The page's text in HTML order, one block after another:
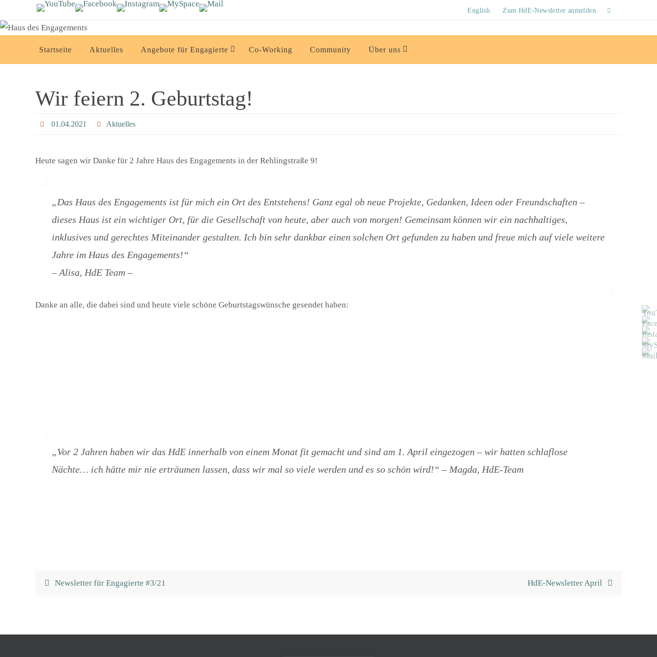
Inhalt
springen
English Zum HdE-Newsletter anmelden
springen
Startseite Aktuelles Angebote für Engagierte Co-Working Community Über uns
Wir feiern 2. Geburtstag!
01.04.2021 Aktuelles
Heute sagen wir Danke für 2 Jahre Haus des Engagements in der Rehlingstraße 9!
„Das Haus des Engagements ist für mich ein Ort des Entstehens! Ganz egal ob neue Projekte, Gedanken, Ideen oder Freundschaften –
dieses Haus ist ein wichtiger Ort, für die Gesellschaft von heute, aber auch von morgen! Gemeinsam können wir ein nachhaltiges,
inklusives und gerechtes Miteinander gestalten. Ich bin sehr dankbar einen solchen Ort gefunden zu haben und freue mich auf viele weitere
Jahre im Haus des Engagements!“
– Alisa, HdE Team –
Danke an alle, die dabei sind und heute viele schöne Geburtstagswünsche gesendet haben:
„Vor 2 Jahren haben wir das HdE innerhalb von einem Monat fit gemacht und sind am 1. April eingezogen – wir hatten schlaflose
Nächte… ich hätte mir nie erträumen lassen, dass wir mal so viele werden und es so schön wird!“ – Magda, HdE-Team
Newsletter für Engagierte #3/21 HdE-Newsletter April